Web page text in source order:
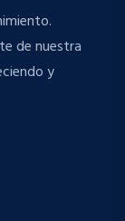
de nuestra
y